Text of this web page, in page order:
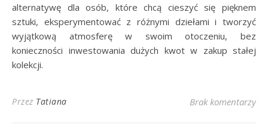
alternatywę dla osób, które chcą cieszyć się pięknem
sztuki, eksperymentować z różnymi dziełami i tworzyć
wyjątkową atmosferę w swoim otoczeniu, bez
konieczności inwestowania dużych kwot w zakup stałej
kolekcji.
Przez Tatiana Brak komentarzy